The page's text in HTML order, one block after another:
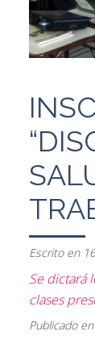
Escrito en
Se dictará
clases
Publicado en